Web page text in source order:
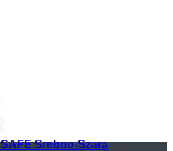
Srebno-Szara